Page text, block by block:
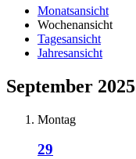
Monatsansicht
Wochenansicht
Tagesansicht
Jahresansicht
September 2025
Montag
29